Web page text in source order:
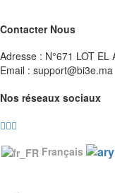
Contacter Nous
Adresse : N°671 LOT EL
Email : support@bi3e.ma
Nos réseaux sociaux
Français